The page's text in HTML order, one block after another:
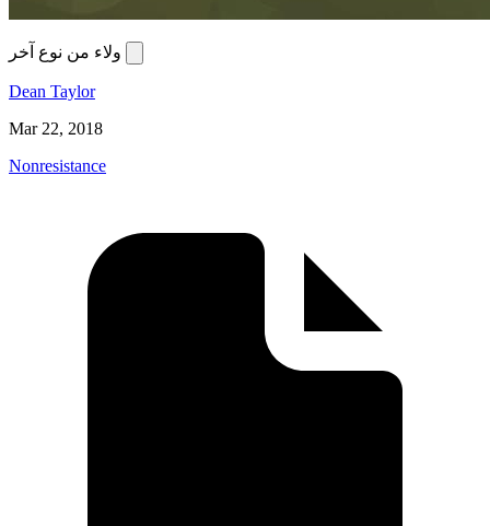
Dean Taylor
Mar 22, 2018
Nonresistance